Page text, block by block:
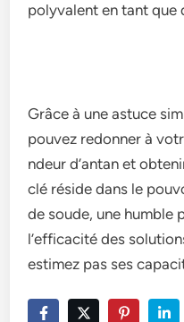
polyvalent e­n tant que
Grâce à une­ astuce
pouvez redonner à
ndeur d’antan et
clé réside dans le
de soude, une­
l’efficacité des
estimez pas se­s